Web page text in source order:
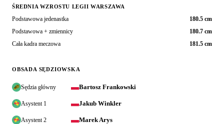
ŚREDNIA WZROSTU LEGII WARSZAWA
Podstawowa jedenastka
180.5 cm
Podstawowa + zmiennicy
180.7 cm
Cała kadra meczowa
181.5 cm
OBSADA SĘDZIOWSKA
Sędzia główny Bartosz Frankowski
Asystent 1 Jakub Winkler
Asystent 2 Marek Arys